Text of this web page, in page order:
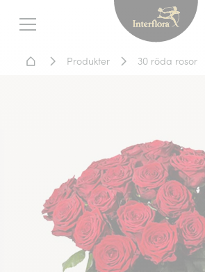
Meny
Hem -
Produkter 30 röda rosor